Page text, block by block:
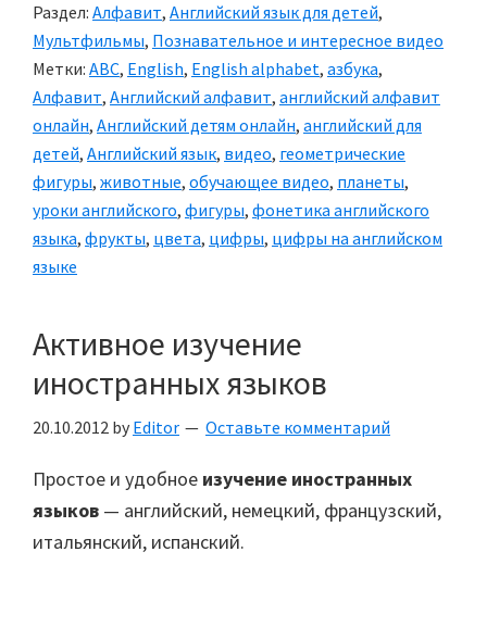
язык
для
детей
(8
уроков)
Раздел: Алфавит, Английский язык для детей,
Мультфильмы, Познавательное и интересное видео
Метки: ABC, English, English alphabet, азбука,
Алфавит, Английский алфавит, английский алфавит
онлайн, Английский детям онлайн, английский для
детей, Английский язык, видео, геометрические
фигуры, животные, обучающее видео, планеты,
уроки английского, фигуры, фонетика английского
языка, фрукты, цвета, цифры, цифры на английском
языке
Активное изучение
иностранных языков
20.10.2012 by Editor Оставьте комментарий
Простое и удобное изучение иностранных
языков — английский, немецкий, французский,
итальянский, испанский.